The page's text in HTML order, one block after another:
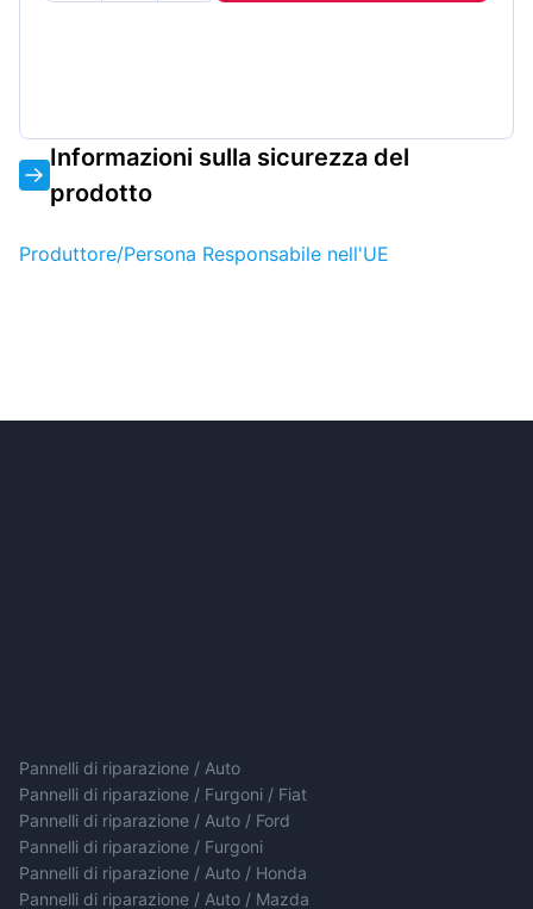
Informazioni sulla sicurezza del
prodotto
Produttore/Persona Responsabile nell'UE
Pannelli di riparazione / Auto
Pannelli di riparazione / Furgoni / Fiat
Pannelli di riparazione / Auto / Ford
Pannelli di riparazione / Furgoni
Pannelli di riparazione / Auto / Honda
Pannelli di riparazione / Auto / Mazda